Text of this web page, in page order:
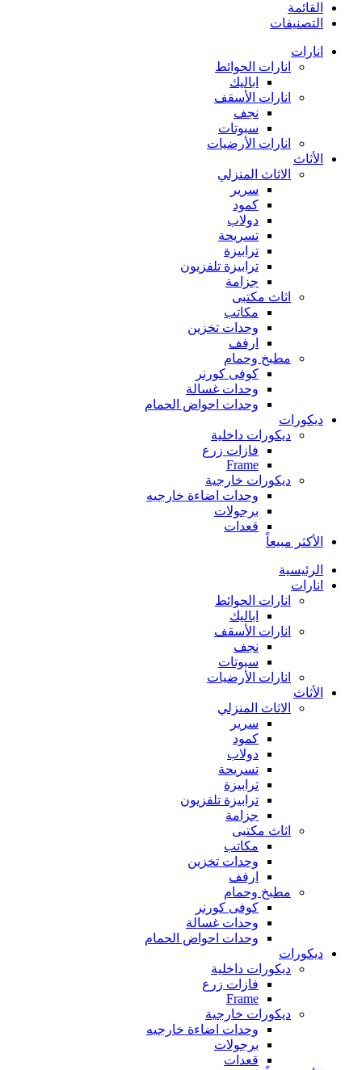
القائمة
التصنيفات
انارات
انارات الحوائط
اباليك
انارات الأسقف
نجف
سبوتات
انارات الأرضيات
الأثاث
الاثاث المنزلي
سرير
كمود
دولاب
تسريحة
ترابيزة
ترابيزة تلفزيون
جزامة
اثاث مكتبى
مكاتب
وحدات تخزين
ارفف
مطبخ وحمام
كوفى كورنر
وحدات غسالة
وحدات احواض الحمام
ديكورات
ديكورات داخلية
فازات زرع
Frame
ديكورات خارجية
وحدات اضاءة خارجيه
برجولات
قعدات
الأكثر مبيعاً
الرئيسية
انارات
انارات الحوائط
اباليك
انارات الأسقف
نجف
سبوتات
انارات الأرضيات
الأثاث
الاثاث المنزلي
سرير
كمود
دولاب
تسريحة
ترابيزة
ترابيزة تلفزيون
جزامة
اثاث مكتبى
مكاتب
وحدات تخزين
ارفف
مطبخ وحمام
كوفى كورنر
وحدات غسالة
وحدات احواض الحمام
ديكورات
ديكورات داخلية
فازات زرع
Frame
ديكورات خارجية
وحدات اضاءة خارجيه
برجولات
قعدات